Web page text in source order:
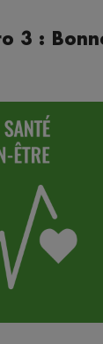
3 :